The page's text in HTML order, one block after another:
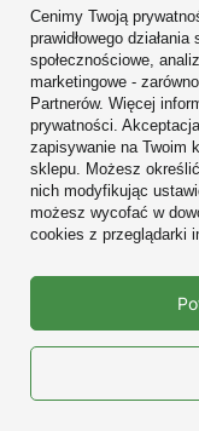
Bestsellery
Cenimy Twoją
prawidłowego
społecznościowe,
marketingowe -
Partnerów. Więcej
prywatności.
zapisywanie na Twoim
sklepu. Możesz
nich modyfikując
możesz wycofać w
cookies z przeglądarki